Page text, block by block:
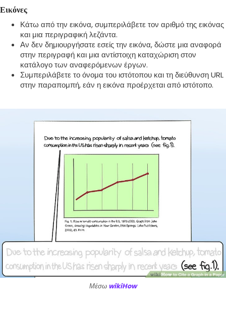
Εικόνες
Κάτω από την εικόνα, συμπεριλάβετε τον αριθμό της εικόνας
και μια περιγραφική λεζάντα.
Αν δεν δημιουργήσατε εσείς την εικόνα, δώστε μια αναφορά
στην περιγραφή και μια αντίστοιχη καταχώριση στον
κατάλογο των αναφερόμενων έργων.
Συμπεριλάβετε το όνομα του ιστότοπου και τη διεύθυνση URL
στην παραπομπή, εάν η εικόνα προέρχεται από ιστότοπο.
Μέσω wikiHow